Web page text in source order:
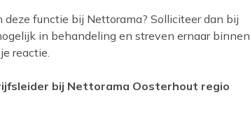
functie bij Nettorama? Solliciteer dan bij
in behandeling en streven ernaar binnen
reactie.
bij Nettorama Oosterhout regio